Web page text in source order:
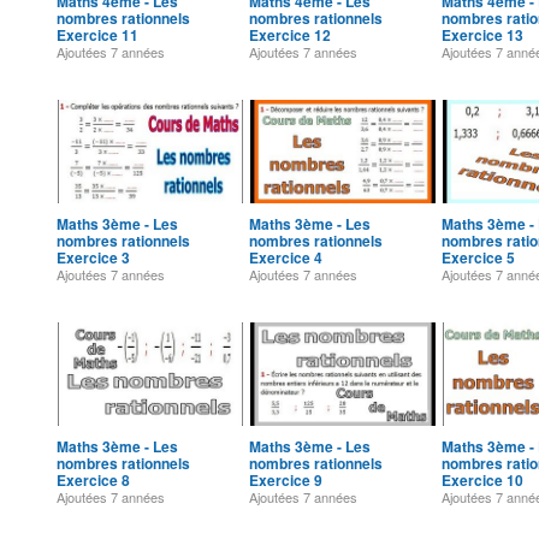
nombres rationnels
Exercice 11
Ajoutées 7 années
nombres rationnels
Exercice 12
Ajoutées 7 années
nombres
Exercice 13
Ajoutées 7
Maths 3ème - Les
nombres rationnels
Exercice 3
Ajoutées 7 années
Maths 3ème - Les
nombres rationnels
Exercice 4
Ajoutées 7 années
Maths 3ème -
nombres
Exercice 5
Ajoutées 7
Maths 3ème - Les
nombres rationnels
Exercice 8
Ajoutées 7 années
Maths 3ème - Les
nombres rationnels
Exercice 9
Ajoutées 7 années
Maths 3ème -
nombres
Exercice 10
Ajoutées 7